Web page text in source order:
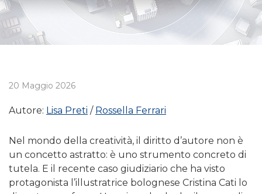
20 Maggio 2026
Autore: Lisa Preti Rossella Ferrari
Nel mondo della creatività, il diritto d’autore non è
un concetto astratto: è uno strumento concreto di
tutela. E il recente caso giudiziario che ha visto
protagonista l’illustratrice bolognese Cristina Cati lo